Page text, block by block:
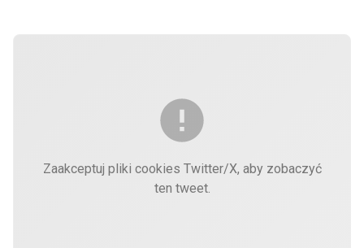
Zaakceptuj pliki cookies Twitter/X, aby zobaczyć
ten tweet.